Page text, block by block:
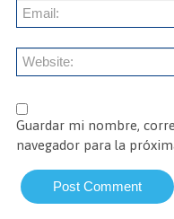
Guardar mi nombre,
navegador para la